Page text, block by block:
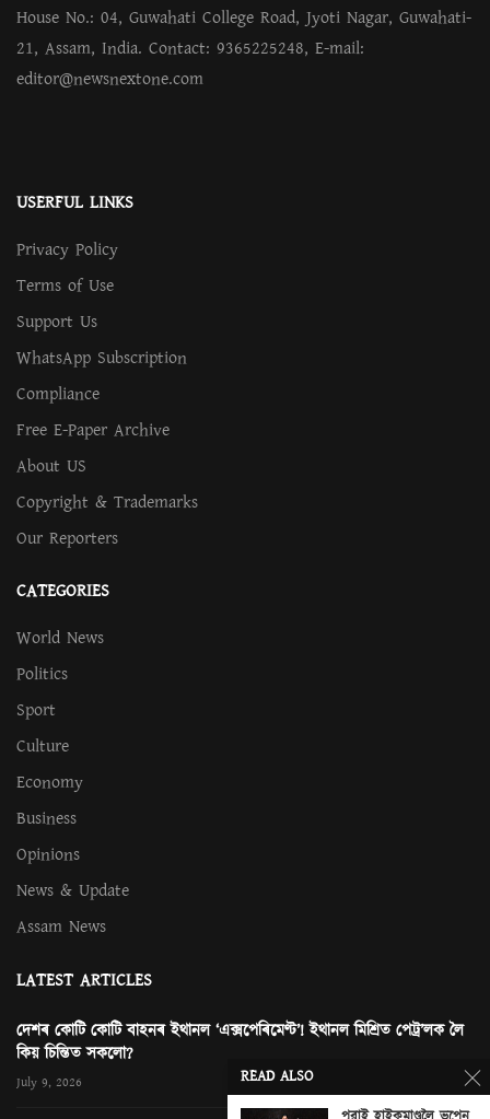
House No.: 04, Guwahati College Road, Jyoti Nagar, Guwahati-
21, Assam, India. Contact: 9365225248, E-mail:
editor@newsnextone.com
USERFUL LINKS
Privacy Policy
Terms of Use
Support Us
WhatsApp Subscription
Compliance
Free E-Paper Archive
About US
Copyright & Trademarks
Our Reporters
CATEGORIES
World News
Politics
Sport
Culture
Economy
Business
Opinions
News & Update
Assam News
LATEST ARTICLES
দেশৰ কোটি কোটি বাহনৰ ইথানল ‘এক্সপেৰিমেণ্ট’! ইথানল মিশ্ৰিত পেট্ৰ’লক লৈ
কিয় চিন্তিত সকলো?
July 9, 2026 READ ALSO